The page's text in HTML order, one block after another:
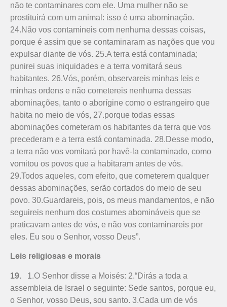
não te contaminares com ele. Uma mu­lher não se
prostituirá com um animal: isso é uma abominação.
24.Não vos contamineis com nenhu­ma dessas coisas,
porque é assim que se contaminaram as nações que vou
expulsar diante de vós. 25.A terra está contaminada;
punirei suas iniquidades e a terra vomitará seus
habitantes. 26.Vós, porém, observareis minhas leis e
minhas ordens e não come­tereis nenhuma dessas
abominações, tanto o aborígine como o estrangeiro que
habita no meio de vós, 27.porque todas essas
abominações cometeram os habitantes da terra que vos
precederam e a terra está contaminada. 28.Desse modo,
a terra não vos vomitará por havê-la contaminado, como
vomitou os povos que a habitaram antes de vós.
29.Todos aqueles, com efeito, que come­terem qualquer
dessas abominações, serão cortados do meio de seu
povo. 30.Guardareis, pois, os meus mandamentos, e não
seguireis nenhum dos costumes abomináveis que se
praticavam antes de vós, e não vos contaminareis por
eles. Eu sou o Senhor, vosso Deus”.
Leis religiosas e morais
19. 1.O Senhor disse a Moisés: 2.“Dirás a toda a
assembleia de Israel o seguinte: Sede santos, porque eu,
o Senhor, vosso Deus, sou santo. 3.Cada um de vós